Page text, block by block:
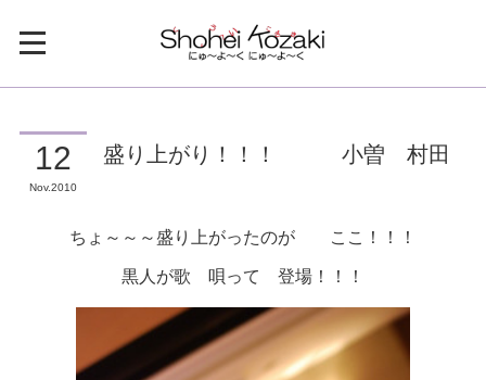
12
Nov 2010
盛り上がり！！！ 小曽 村田
ちょ～～～盛り上がったのが ここ！！！
黒人が歌 唄って 登場！！！